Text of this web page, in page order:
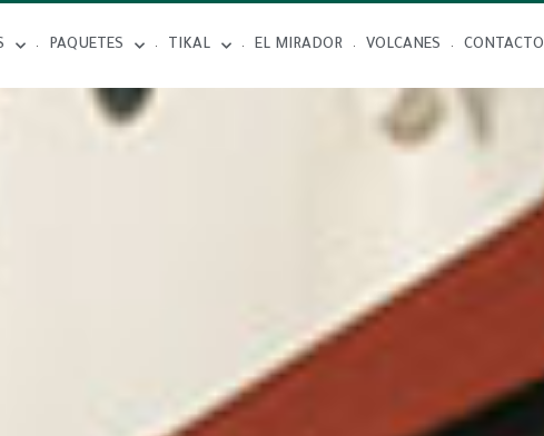
PAQUETES TIKAL EL MIRADOR VOLCANES CONTACTO